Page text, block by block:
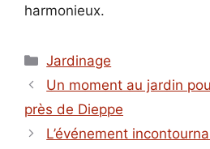
harmonieux.
Catégories
Jardinage
Un moment au jardin
près de Dieppe
L’événement